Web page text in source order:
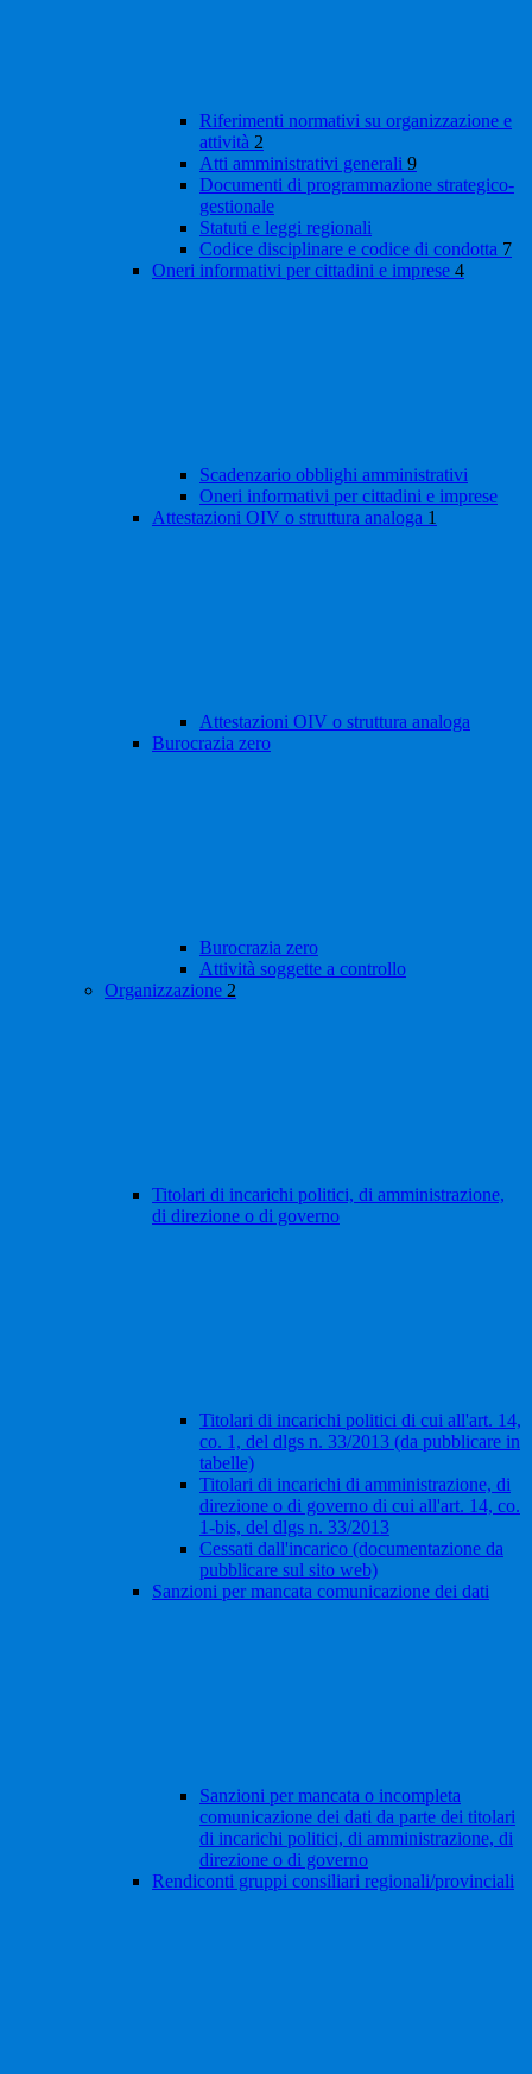
Riferimenti normativi su organizzazione e
attività 2
Atti amministrativi generali 9
Documenti di programmazione strategico-
gestionale
Statuti e leggi regionali
Codice disciplinare e codice di condotta 7
Oneri informativi per cittadini e imprese 4
Scadenzario obblighi amministrativi
Oneri informativi per cittadini e imprese
Attestazioni OIV o struttura analoga 1
Attestazioni OIV o struttura analoga
Burocrazia zero
Burocrazia zero
Attività soggette a controllo
Organizzazione 2
Titolari di incarichi politici, di amministrazione,
di direzione o di governo
Titolari di incarichi politici di cui all'art. 14,
co. 1, del dlgs n. 33/2013 (da pubblicare in
tabelle)
Titolari di incarichi di amministrazione, di
direzione o di governo di cui all'art. 14, co.
1-bis, del dlgs n. 33/2013
Cessati dall'incarico (documentazione da
pubblicare sul sito web)
Sanzioni per mancata comunicazione dei dati
Sanzioni per mancata o incompleta
comunicazione dei dati da parte dei titolari
di incarichi politici, di amministrazione, di
direzione o di governo
Rendiconti gruppi consiliari regionali/provinciali